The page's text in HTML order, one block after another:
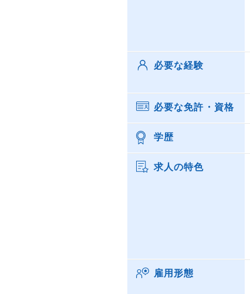
必要な経験
必要な免許・資格
学歴
求人の特色
雇用形態